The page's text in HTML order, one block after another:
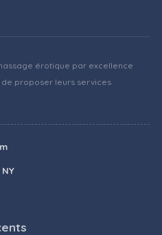
érotique par excellence
proposer leurs services